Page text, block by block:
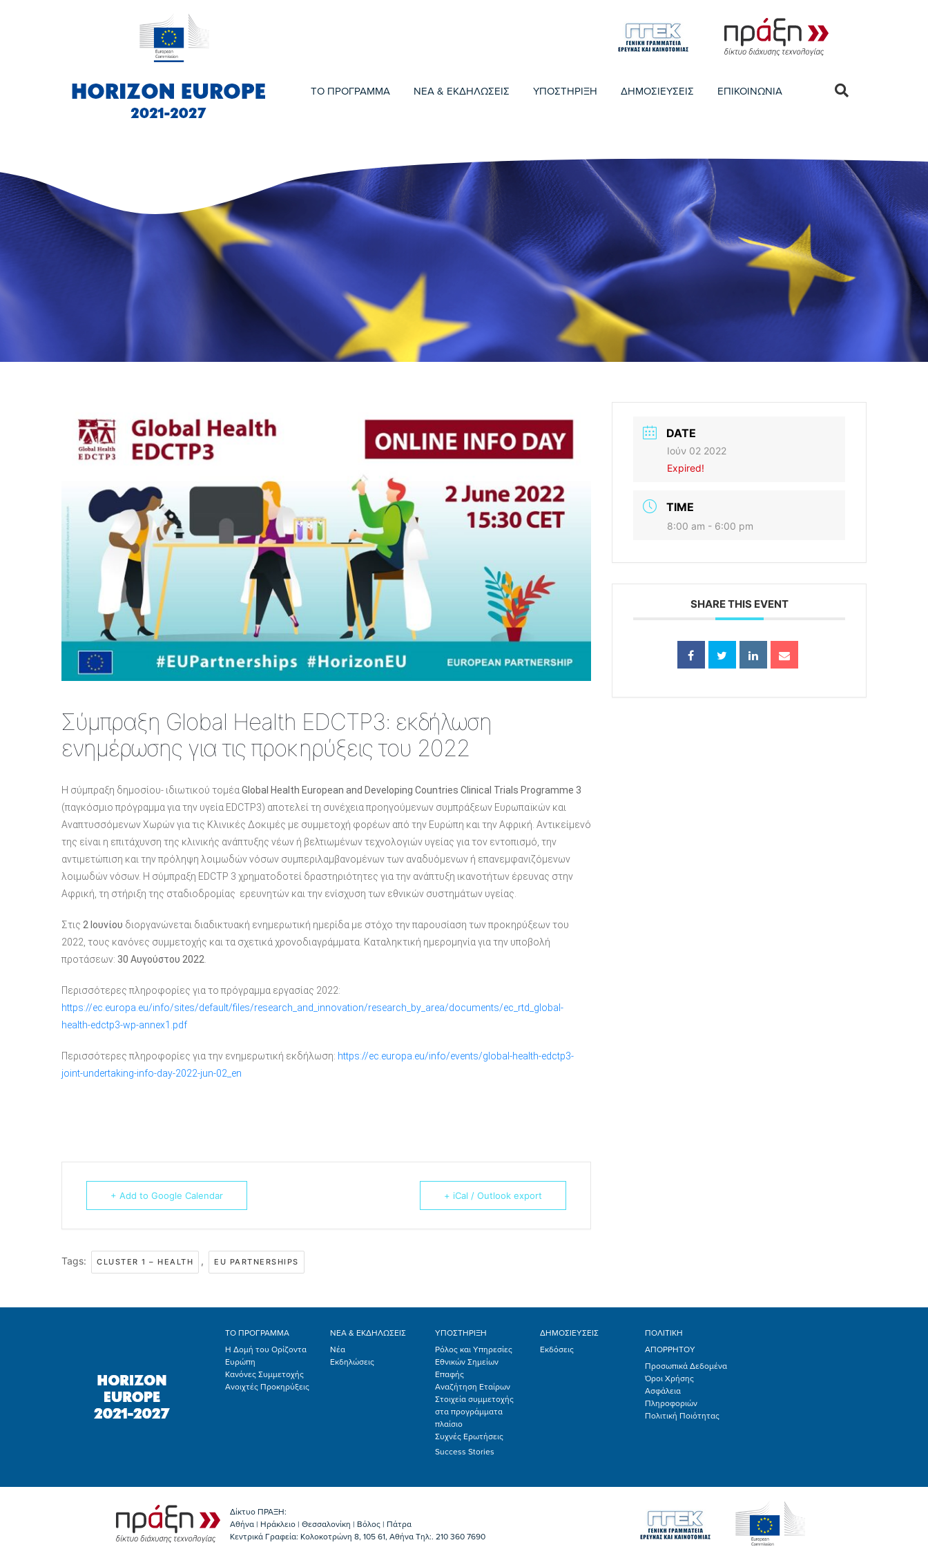
ΤΟ ΠΡΟΓΡΑΜΜΑ ΝΕΑ & ΕΚΔΗΛΩΣΕΙΣ ΥΠΟΣΤΗΡΙΞΗ ΔΗΜΟΣΙΕΥΣΕΙΣ ΕΠΙΚΟΙΝΩΝΙΑ
Σύμπραξη Global Health EDCTP3: εκδήλωση
ενημέρωσης για τις προκηρύξεις του 2022
Η σύμπραξη δημοσίου- ιδιωτικού τομέαGlobal Health European and Developing Countries Clinical Trials Programme 3
(παγκόσμιο πρόγραμμα για την υγεία EDCTP3) αποτελεί τη συνέχεια προηγούμενων συμπράξεων Ευρωπαϊκών και
Αναπτυσσόμενων Χωρών για τις Κλινικές Δοκιμές με συμμετοχή φορέων από την Ευρώπη και την Αφρική. Αντικείμενό
της είναι η επιτάχυνση της κλινικής ανάπτυξης νέων ή βελτιωμένων τεχνολογιών υγείας για τον εντοπισμό, την
αντιμετώπιση και την πρόληψη λοιμωδών νόσων συμπεριλαμβανομένων των αναδυόμενων ή επανεμφανιζόμενων
λοιμωδών νόσων. Η σύμπραξη EDCTP 3 χρηματοδοτεί δραστηριότητες για την ανάπτυξη ικανοτήτων έρευνας στην
Αφρική, τη στήριξη της σταδιοδρομίας ερευνητών και την ενίσχυση των εθνικών συστημάτων υγείας.
Στις 2 Ιουνίου διοργανώνεται διαδικτυακή ενημερωτική ημερίδα με στόχο την παρουσίαση των προκηρύξεων του
2022, τους κανόνες συμμετοχής και τα σχετικά χρονοδιαγράμματα. Καταληκτική ημερομηνία για την υποβολή
προτάσεων: 30 Αυγούστου 2022.
Περισσότερες πληροφορίες για το πρόγραμμα εργασίας 2022:
https://ec.europa.eu/info/sites/default/files/research_and_innovation/research_by_area/documents/ec_rtd_global-
health-edctp3-wp-annex1.pdf
Περισσότερες πληροφορίες για την ενημερωτική εκδήλωση: https://ec.europa.eu/info/events/global-health-edctp3-
joint-undertaking-info-day-2022-jun-02_en
+ Add to Google Calendar + iCal / Outlook export
Tags: CLUSTER 1 – HEALTH , EU PARTNERSHIPS
DATE
Ιούν 02 2022
Expired!
TIME
8:00 am - 6:00 pm
SHARE THIS EVENT
ΤΟ ΠΡΟΓΡΑΜΜΑ
Η Δομή του Ορίζοντα
Ευρώπη
Κανόνες Συμμετοχής
Ανοιχτές Προκηρύξεις
ΝΕΑ & ΕΚΔΗΛΩΣΕΙΣ
Νέα
Εκδηλώσεις
ΥΠΟΣΤΗΡΙΞΗ
Ρόλος και Υπηρεσίες
Εθνικών Σημείων
Επαφής
Αναζήτηση Εταίρων
Στοιχεία συμμετοχής
στα προγράμματα
πλαίσιο
Συχνές Ερωτήσεις
Success Stories
ΔΗΜΟΣΙΕΥΣΕΙΣ
Εκδόσεις
ΠΟΛΙΤΙΚΗ
ΑΠΟΡΡΗΤΟΥ
Προσωπικά Δεδομένα
Όροι Χρήσης
Ασφάλεια
Πληροφοριών
Πολιτική Ποιότητας
Δίκτυο ΠΡΑΞΗ:
Αθήνα | Ηράκλειο | Θεσσαλονίκη | Βόλος | Πάτρα
Κεντρικά Γραφεία: Kολοκοτρώνη 8, 105 61, Αθήνα Τηλ:. 210 360 7690